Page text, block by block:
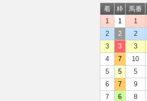
着 枠 馬番
1
1 1
2
2 2
3
3 3
4
7 10
5
5 5
6
7 9
7
6 8